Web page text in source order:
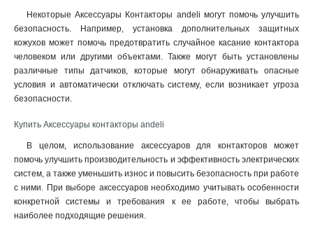
Некоторые Аксессуары Контакторы andeli могут помочь улучшить
безопасность. Например, установка дополнительных защитных
кожухов может помочь предотвратить случайное касание контактора
человеком или другими объектами. Также могут быть установлены
различные типы датчиков, которые могут обнаруживать опасные
условия и автоматически отключать систему, если возникает угроза
безопасности.
Купить Аксессуары контакторы andeli
В целом, использование аксессуаров для контакторов может
помочь улучшить производительность и эффективность электрических
систем, а также уменьшить износ и повысить безопасность при работе
с ними. При выборе аксессуаров необходимо учитывать особенности
конкретной системы и требования к ее работе, чтобы выбрать
наиболее подходящие решения.